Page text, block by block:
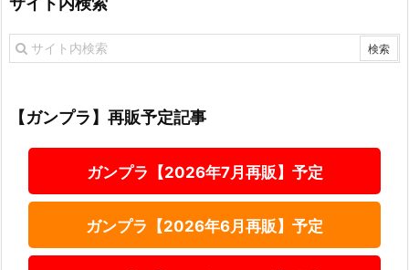
【ガンプラ】再販予定記事
ガンプラ【2026年7月再販】予定
ガンプラ【2026年6月再販】予定